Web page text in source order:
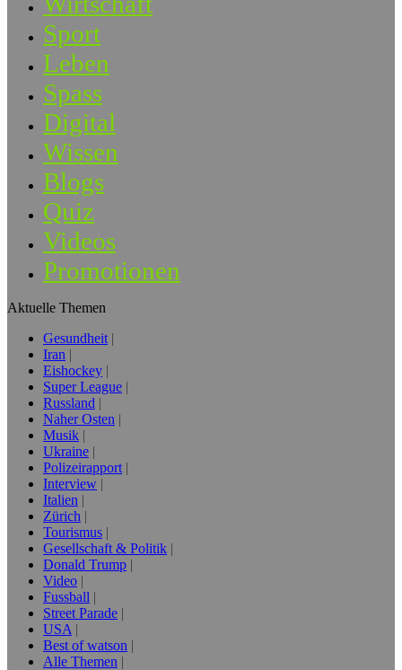
Sport
Leben
Spass
Digital
Wissen
Blogs
Quiz
Videos
Promotionen
Aktuelle Themen
Gesundheit
Iran
Eishockey
Super League
Russland
Naher Osten
Musik
Ukraine
Polizeirapport
Interview
Italien
Zürich
Tourismus
Gesellschaft & Politik
Donald Trump
Video
Fussball
Street Parade
USA
Best of watson
Alle Themen